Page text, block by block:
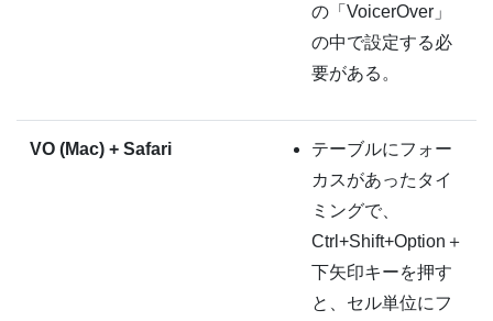
の「VoicerOver」
の中で設定する必
要がある。
VO (Mac) + Safari
テーブルにフォー
カスがあったタイ
ミングで、
Ctrl+Shift+Option＋
下矢印キーを押す
と、セル単位にフ